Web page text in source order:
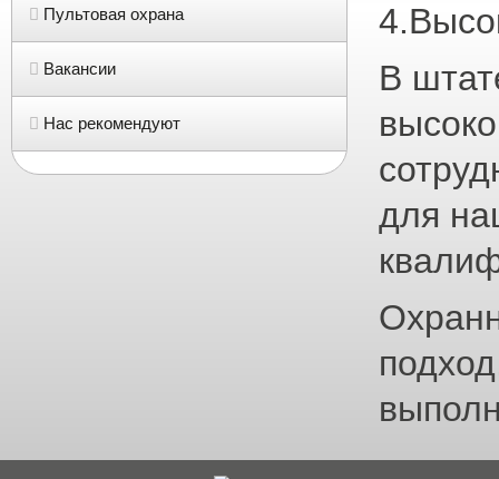
Пультовая охрана
Вакансии
Нас рекомендуют
В
для